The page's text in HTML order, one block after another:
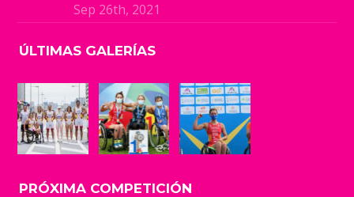
Sep 26th, 2021
ÚLTIMAS GALERÍAS
PRÓXIMA COMPETICIÓN